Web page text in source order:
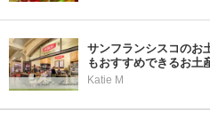
サンフランシスコのお
もおすすめできるお土
Katie M